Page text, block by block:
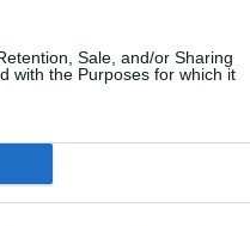
Sale, and/or Sharing
with the Purposes for which it
και
plug-in υβριδικά και
τα δύο τρίτα των νέων
πιο δύσκολη. Οι
τους στην Ευρώπη, ενώ